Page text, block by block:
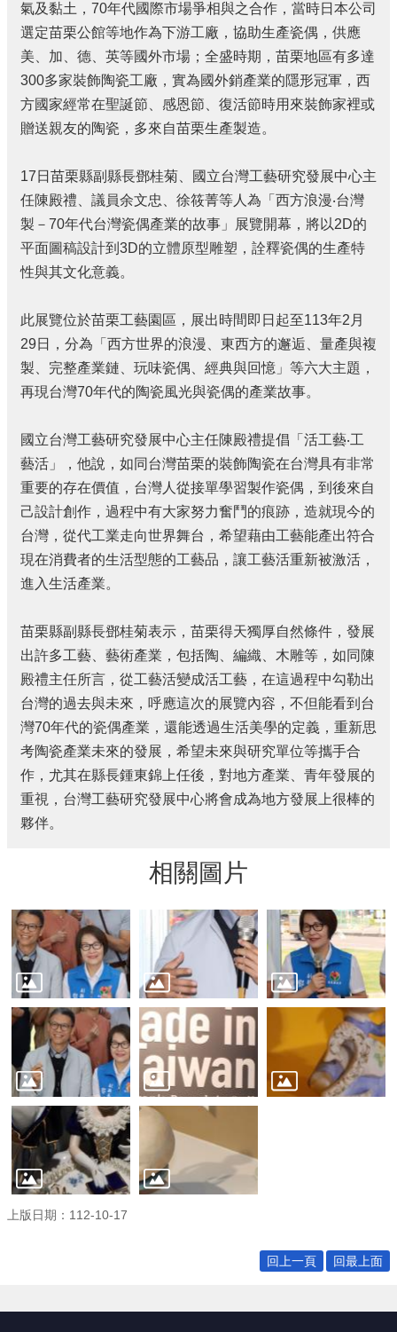
件
處
理
網
站
連
政
府
資
訊
公
開
令
規
章
性
平
等
專
區
消
費
者
保
護
區
國
家
賠
償
件
處
理
網
放
宣
告
補
助
告
專
區
網
站
導
覽
回
氣及黏土，70年代國際市場爭相與之合作，當時日本公司
選定苗栗公館等地作為下游工廠，協助生產瓷偶，供應
美、加、德、英等國外市場；全盛時期，苗栗地區有多達
300多家裝飾陶瓷工廠，實為國外銷產業的隱形冠軍，西
方國家經常在聖誕節、感恩節、復活節時用來裝飾家裡或
贈送親友的陶瓷，多來自苗栗生產製造。
17日苗栗縣副縣長鄧桂菊、國立台灣工藝研究發展中心主
任陳殿禮、議員余文忠、徐筱菁等人為「西方浪漫‧台灣
製－70年代台灣瓷偶產業的故事」展覽開幕，將以2D的
平面圖稿設計到3D的立體原型雕塑，詮釋瓷偶的生產特
性與其文化意義。
此展覽位於苗栗工藝園區，展出時間即日起至113年2月
29日，分為「西方世界的浪漫、東西方的邂逅、量產與複
製、完整產業鏈、玩味瓷偶、經典與回憶」等六大主題，
再現台灣70年代的陶瓷風光與瓷偶的產業故事。
國立台灣工藝研究發展中心主任陳殿禮提倡「活工藝‧工
藝活」，他說，如同台灣苗栗的裝飾陶瓷在台灣具有非常
重要的存在價值，台灣人從接單學習製作瓷偶，到後來自
己設計創作，過程中有大家努力奮鬥的痕跡，造就現今的
台灣，從代工業走向世界舞台，希望藉由工藝能產出符合
現在消費者的生活型態的工藝品，讓工藝活重新被激活，
進入生活產業。
苗栗縣副縣長鄧桂菊表示，苗栗得天獨厚自然條件，發展
出許多工藝、藝術產業，包括陶、編織、木雕等，如同陳
殿禮主任所言，從工藝活變成活工藝，在這過程中勾勒出
台灣的過去與未來，呼應這次的展覽內容，不但能看到台
灣70年代的瓷偶產業，還能透過生活美學的定義，重新思
考陶瓷產業未來的發展，希望未來與研究單位等攜手合
作，尤其在縣長鍾東錦上任後，對地方產業、青年發展的
重視，台灣工藝研究發展中心將會成為地方發展上很棒的
夥伴。
相關圖片
上版日期：112-10-17
回上一頁 回最上面